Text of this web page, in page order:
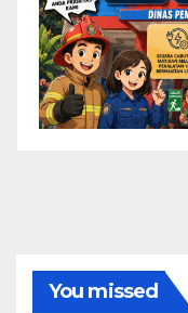
You missed